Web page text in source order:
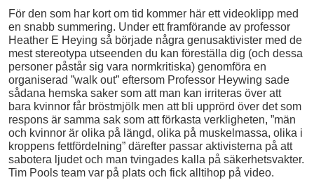
För den som har kort om tid kommer här ett videoklipp med
en snabb summering. Under ett framförande av professor
Heather E Heying så började några genusaktivister med de
mest stereotypa utseenden du kan föreställa dig (och dessa
personer påstår sig vara normkritiska) genomföra en
organiserad ”walk out” eftersom Professor Heywing sade
sådana hemska saker som att man kan irriteras över att
bara kvinnor får bröstmjölk men att bli upprörd över det som
respons är samma sak som att förkasta verkligheten, ”män
och kvinnor är olika på längd, olika på muskelmassa, olika i
kroppens fettfördelning” därefter passar aktivisterna på att
sabotera ljudet och man tvingades kalla på säkerhetsvakter.
Tim Pools team var på plats och fick alltihop på video.